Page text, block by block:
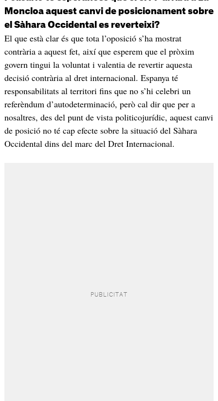
Moncloa aquest canvi de posicionament sobre
el Sàhara Occidental es reverteixi?
El que està clar és que tota l’oposició s’ha mostrat
contrària a aquest fet, així que esperem que el pròxim
govern tingui la voluntat i valentia de revertir aquesta
decisió contrària al dret internacional. Espanya té
responsabilitats al territori fins que no s’hi celebri un
referèndum d’autodeterminació, però cal dir que per a
nosaltres, des del punt de vista politicojurídic, aquest canvi
de posició no té cap efecte sobre la situació del Sàhara
Occidental dins del marc del Dret Internacional.